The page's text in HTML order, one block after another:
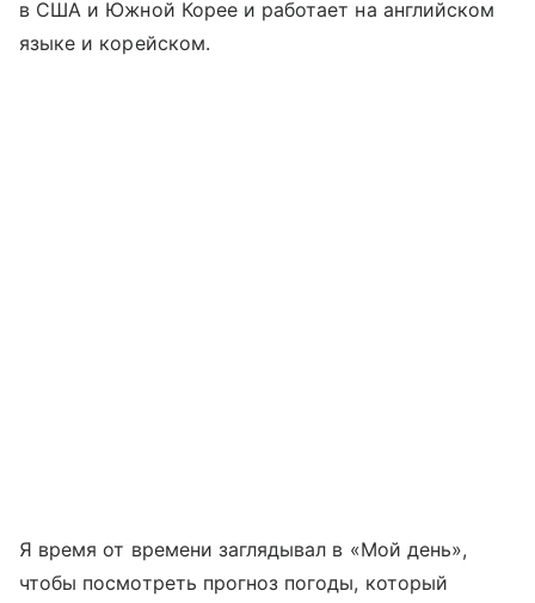
в США и Южной Корее и работает на английском
языке и корейском.
Я время от времени заглядывал в «Мой день»,
чтобы посмотреть прогноз погоды, который